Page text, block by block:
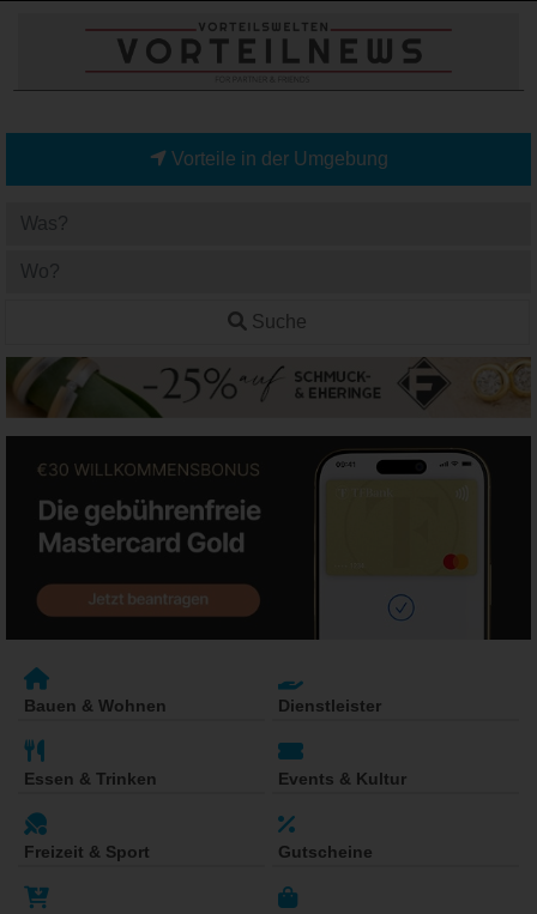
Vorteile in der Umgebung
Suche
Bauen & Wohnen Dienstleister
Essen & Trinken Events & Kultur
Freizeit & Sport Gutscheine